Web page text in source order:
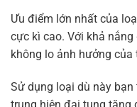
Ưu điểm lớn nhất của
cực kì cao. Với khả
không lo ảnh hưởng
Sử dụng loại dù này